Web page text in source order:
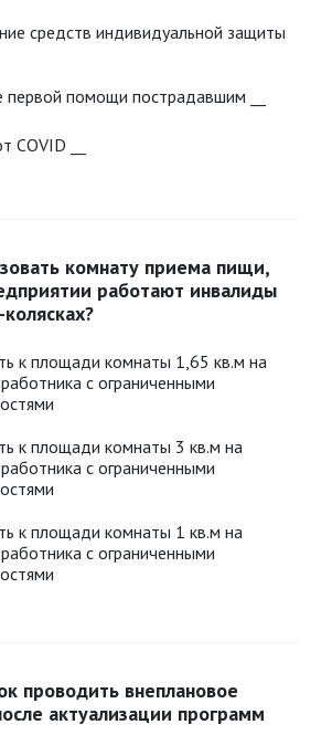
средств индивидуальной защиты
первой помощи пострадавшим
COVID
комнату приема пищи,
работают инвалиды
к площади комнаты 1,65 кв.м на
с ограниченными
к площади комнаты 3 кв.м на
с ограниченными
к площади комнаты 1 кв.м на
с ограниченными
проводить внеплановое
актуализации программ